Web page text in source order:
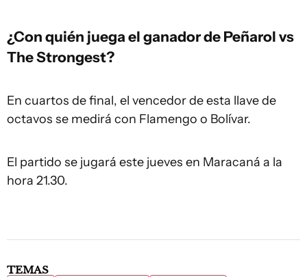
¿Con quién juega el ganador de Peñarol vs
The Strongest?
En cuartos de final, el vencedor de esta llave de
octavos se medirá con Flamengo o Bolívar.
El partido se jugará este jueves en Maracaná a la
hora 21.30.
TEMAS